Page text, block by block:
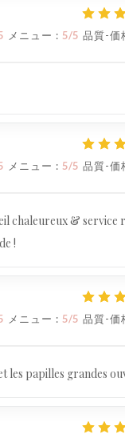
メニュー : 5/5 品質-価
メニュー : 5/5 品質-価
chaleureux & service
!
メニュー : 5/5 品質-価
les papilles grandes